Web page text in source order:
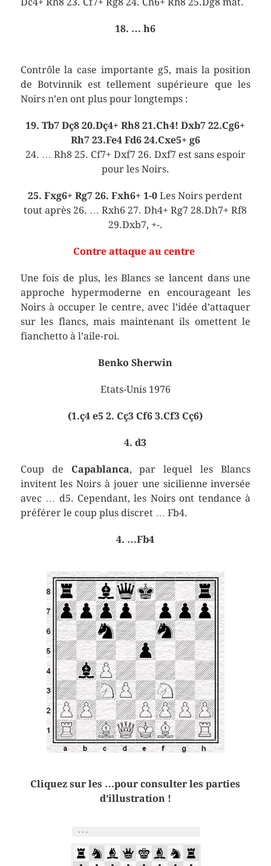
18. … h6
Contrôle la case importante g5, mais la position
de Botvinnik est tellement supérieure que les
Noirs n’en ont plus pour longtemps :
19. Tb7 Dç8 20.Dç4+ Rh8 21.Ch4! Dxb7 22.Cg6+
Rh7 23.Fe4 Fd6 24.Cxe5+ g6
24. … Rh8 25. Cf7+ Dxf7 26. Dxf7 est sans espoir
pour les Noirs.
25. Fxg6+ Rg7 26. Fxh6+ 1-0 Les Noirs perdent
tout après 26. … Rxh6 27. Dh4+ Rg7 28.Dh7+ Rf8
29.Dxb7, +-.
Contre attaque au centre
Une fois de plus, les Blancs se lancent dans une
approche hypermoderne en encourageant les
Noirs à occuper le centre, avec l’idée d’attaquer
sur les flancs, mais maintenant ils omettent le
fianchetto à l’aile-roi.
Benko Sherwin
Etats-Unis 1976
(1.ç4 e5 2. Cç3 Cf6 3.Cf3 Cç6)
4. d3
Coup de Capablanca, par lequel les Blancs
invitent les Noirs à jouer une sicilienne inversée
avec … d5. Cependant, les Noirs ont tendance à
préférer le coup plus discret … Fb4.
4. …Fb4
Cliquez sur les …pour consulter les parties
d’illustration !